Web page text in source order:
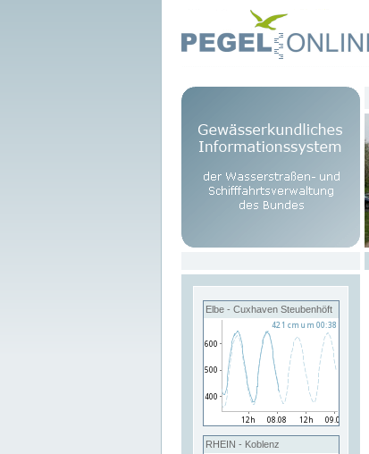
Elbe - Cuxhaven Steubenhöft
RHEIN - Koblenz